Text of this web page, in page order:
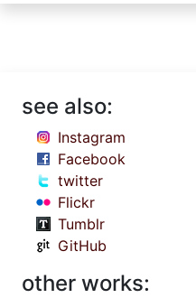
see also:
Instagram
Facebook
twitter
Flickr
Tumblr
GitHub
other works: